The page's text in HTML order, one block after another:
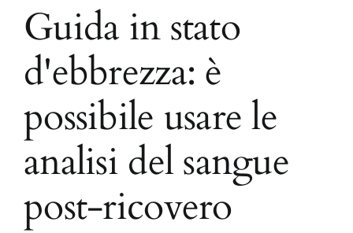
Guida in stato
d'ebbrezza: è
possibile usare le
analisi del sangue
post-ricovero